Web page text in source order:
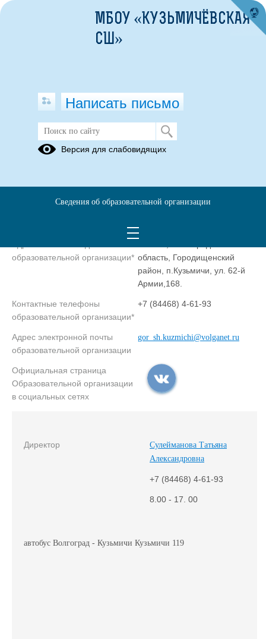
Контакты
образовательной организации* область, Городищенский
район, п.Кузьмичи, ул. 62-й
Армии,168.
Контактные телефоны
образовательной организации*
+7 (84468) 4-61-93
Адрес электронной почты
образовательной организации
gor_sh.kuzmichi@volganet.ru
Официальная страница
Образовательной организации
в социальных сетях
Директор
Сулейманова Татьяна
Александровна
+7 (84468) 4-61-93
8.00 - 17. 00
автобус Волгоград - Кузьмичи Кузьмичи 119
МБОУ «КУЗЬМИЧЁВСКАЯ
СШ»
Написать письмо
Версия для слабовидящих
Сведения об образовательной организации